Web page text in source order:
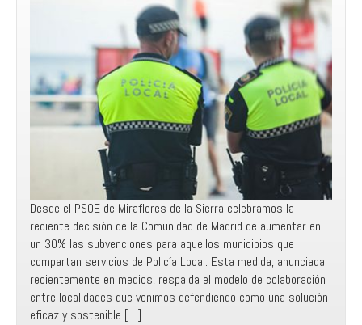
la
pirotecnia
Desde el PSOE de Miraflores de la Sierra celebramos la
reciente decisión de la Comunidad de Madrid de aumentar en
un 30% las subvenciones para aquellos municipios que
compartan servicios de Policía Local. Esta medida, anunciada
recientemente en medios, respalda el modelo de colaboración
entre localidades que venimos defendiendo como una solución
eficaz y sostenible […]